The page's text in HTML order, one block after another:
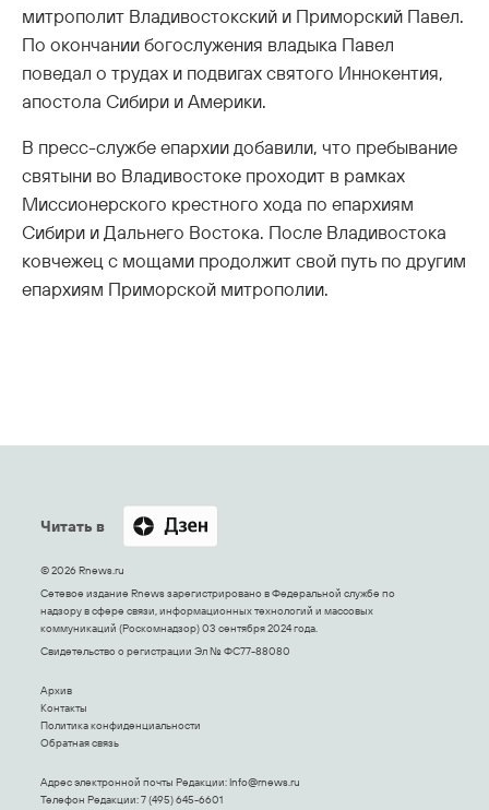
митрополит Владивостокский и Приморский Павел.
По окончании богослужения владыка Павел
поведал о трудах и подвигах святого Иннокентия,
апостола Сибири и Америки.
В пресс-службе епархии добавили, что пребывание
святыни во Владивостоке проходит в рамках
Миссионерского крестного хода по епархиям
Сибири и Дальнего Востока. После Владивостока
ковчежец с мощами продолжит свой путь по другим
епархиям Приморской митрополии.
Читать в
© 2026 Rnews.ru
Сетевое издание Rnews зарегистрировано в Федеральной службе по
надзору в сфере связи, информационных технологий и массовых
коммуникаций (Роскомнадзор) 03 сентября 2024 года.
Свидетельство о регистрации Эл № ФС77-88080
Архив
Контакты
Политика конфиденциальности
Обратная связь
Адрес электронной почты Редакции:Info@rnews.ru
Телефон Редакции: 7 (495) 645-6601